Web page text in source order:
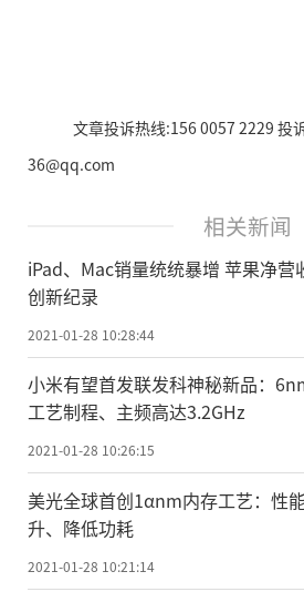
文章投诉热线:156 0057 2229 投
36@qq.com
相关新闻
iPad、Mac销量统统暴增 苹果净营
创新纪录
2021-01-28 10:28:44
小米有望首发联发科神秘新品：
工艺制程、主频高达3.2GHz
2021-01-28 10:26:15
美光全球首创1αnm内存工艺：性
升、降低功耗
2021-01-28 10:21:14